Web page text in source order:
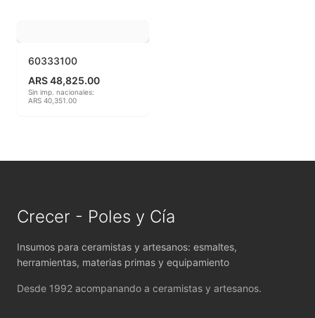
MAYCO DUNCAN EZ STROKES
MAYCO FOUNDATIONS MATTE
60333100
ARS 48,825.00
Sin imp. nacionales:
ARS 40,351.00
Crecer - Poles y Cía
Insumos para ceramistas y artesanos: esmaltes,
herramientas, materias primas y equipamiento
Desde 1992 acompanando a ceramistas y artesanos.